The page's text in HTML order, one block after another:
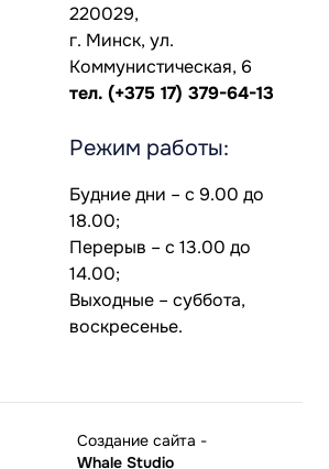
220029,
г. Минск, ул.
Коммунистическая, 6
тел. (+375 17) 379-64-13
Режим работы:
Будние дни – с 9.00 до
18.00;
Перерыв – с 13.00 до
14.00;
Выходные – суббота,
воскресенье.
Создание сайта -
Whale Studio